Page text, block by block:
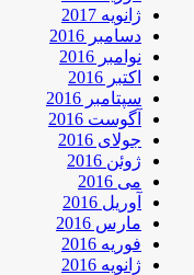
ژانویه 2017
دسامبر 2016
نوامبر 2016
اکتبر 2016
سپتامبر 2016
آگوست 2016
جولای 2016
ژوئن 2016
می 2016
آوریل 2016
مارس 2016
فوریه 2016
ژانویه 2016